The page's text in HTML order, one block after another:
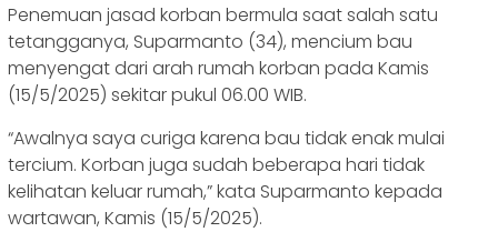
Penemuan jasad korban bermula saat salah satu
tetangganya, Suparmanto (34), mencium bau
menyengat dari arah rumah korban pada Kamis
(15/5/2025) sekitar pukul 06.00 WIB.
“Awalnya saya curiga karena bau tidak enak mulai
tercium. Korban juga sudah beberapa hari tidak
kelihatan keluar rumah,” kata Suparmanto kepada
wartawan, Kamis (15/5/2025).